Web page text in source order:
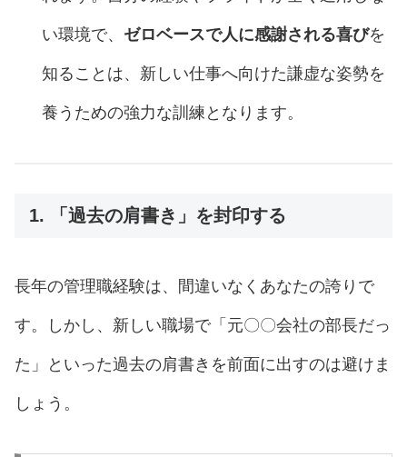
い環境で、 ゼロベースで人に感謝される喜びを
知ることは、新しい仕事へ向けた謙虚な姿勢を
養うための強力な訓練となります。
1. 「過去の肩書き」を封印する
長年の管理職経験は、間違いなくあなたの誇りで
す。しかし、新しい職場で「元〇〇会社の部長だっ
た」といった過去の肩書きを前面に出すのは避けま
しょう。